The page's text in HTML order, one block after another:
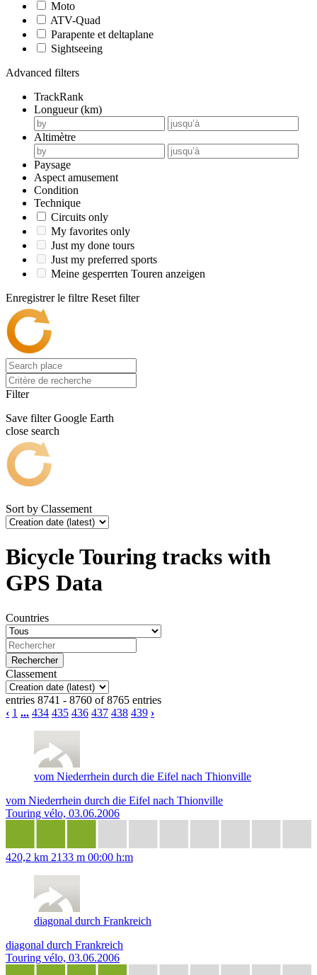
Moto
ATV-Quad
Parapente et deltaplane
Sightseeing
Advanced filters
TrackRank
Longueur (km)
Altimètre
Paysage
Aspect amusement
Condition
Technique
Circuits only
My favorites only
Just my done tours
Just my preferred sports
Meine gesperrten Touren anzeigen
Enregistrer le filtre Reset filter
Filter
Save filter Google Earth
close search
Sort by Classement
Bicycle Touring tracks with
GPS Data
Countries
Classement
entries 8741 - 8760 of 8765 entries
‹ 1 ... 434 435 436 437 438 439 ›
vom Niederrhein durch die Eifel nach Thionville
vom Niederrhein durch die Eifel nach Thionville
Touring vélo, 03.06.2006
420,2 km 2133 m 00:00 h:m
diagonal durch Frankreich
diagonal durch Frankreich
Touring vélo, 03.06.2006